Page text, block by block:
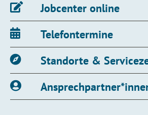
Jobcenter online
Telefontermine
Standorte &